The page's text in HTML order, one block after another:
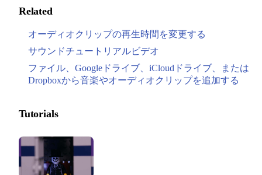
Related
オーディオクリップの再生時間を変更する
サウンドチュートリアルビデオ
ファイル、Googleドライブ、iCloudドライブ、または
Dropboxから音楽やオーディオクリップを追加する
Tutorials